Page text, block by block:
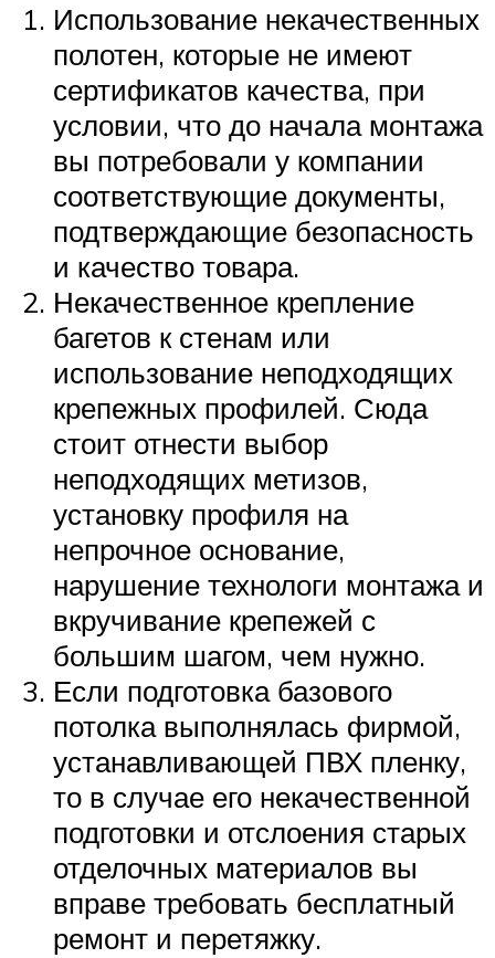
Использование некачественных
полотен, которые не имеют
сертификатов качества, при
условии, что до начала монтажа
вы потребовали у компании
соответствующие документы,
подтверждающие безопасность
и качество товара.
Некачественное крепление
багетов к стенам или
использование неподходящих
крепежных профилей. Сюда
стоит отнести выбор
неподходящих метизов,
установку профиля на
непрочное основание,
нарушение технологи монтажа и
вкручивание крепежей с
большим шагом, чем нужно.
Если подготовка базового
потолка выполнялась фирмой,
устанавливающей ПВХ пленку,
то в случае его некачественной
подготовки и отслоения старых
отделочных материалов вы
вправе требовать бесплатный
ремонт и перетяжку.